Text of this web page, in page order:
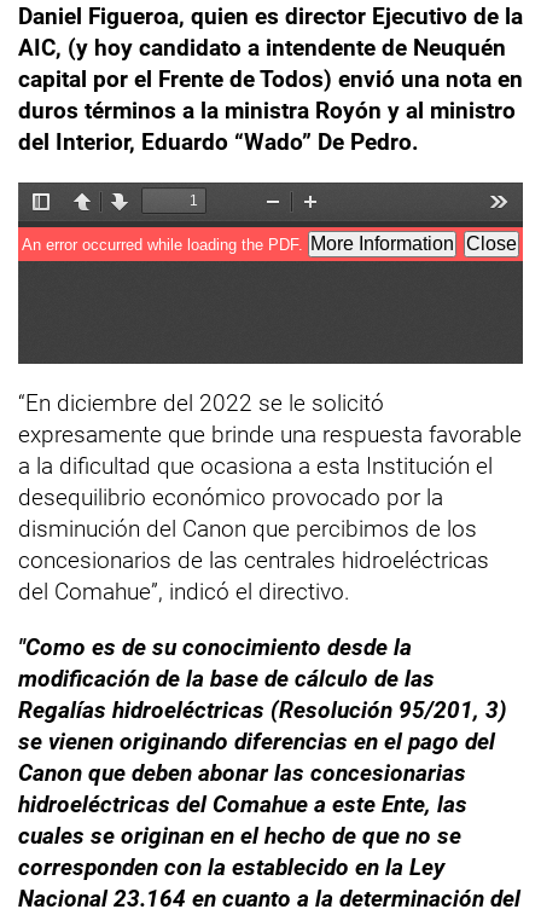
Daniel Figueroa, quien es director Ejecutivo de la
AIC, (y hoy candidato a intendente de Neuquén
capital por el Frente de Todos) envió una nota en
duros términos a la ministra Royón y al ministro
del Interior, Eduardo “Wado” De Pedro.
“En diciembre del 2022 se le solicitó
expresamente que brinde una respuesta favorable
a la dificultad que ocasiona a esta Institución el
desequilibrio económico provocado por la
disminución del Canon que percibimos de los
concesionarios de las centrales hidroeléctricas
del Comahue”, indicó el directivo.
"Como es de su conocimiento desde la
modificación de la base de cálculo de las
Regalías hidroeléctricas (Resolución 95/201, 3)
se vienen originando diferencias en el pago del
Canon que deben abonar las concesionarias
hidroeléctricas del Comahue a este Ente, las
cuales se originan en el hecho de que no se
corresponden con la establecido en la Ley
Nacional 23.164 en cuanto a la determinación del